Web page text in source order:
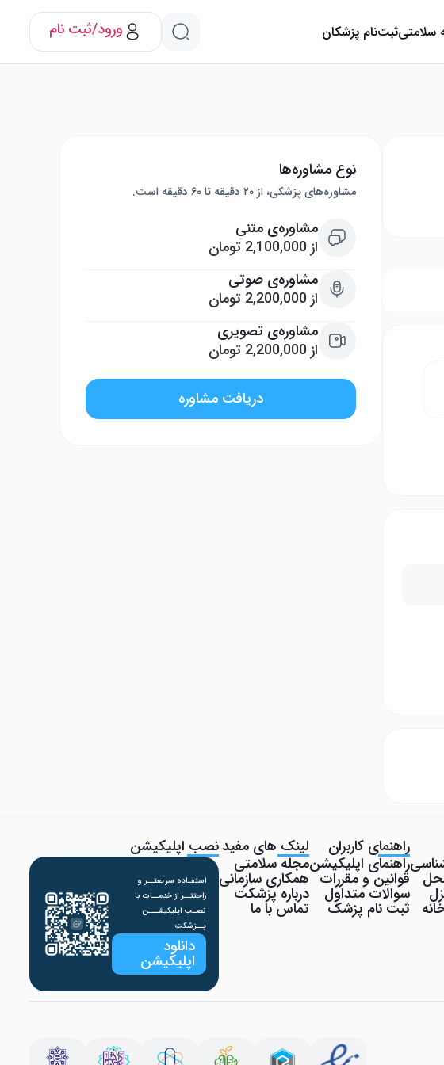
سلامتیثبت‌نام پزشکان ورود/ثبت نام
نوع مشاوره‌ها
مشاوره‌های پزشکی، از ۲۰ دقیقه تا ۶۰ دقیقه است.
مشاوره‌ی متنی
از 2,100,000 تومان
مشاوره‌ی صوتی
از 2,200,000 تومان
مشاوره‌ی تصویری
از 2,200,000 تومان
دریافت مشاوره
راهنمای کاربران
راهنمای اپلیکیشن
قوانین و مقررات
سوالات متداول
ثبت نام پزشک
لینک های مفید
مجله سلامتی
همکاری سازمانی
درباره پزشکت
تماس با ما
نصب اپلیکیشن
استفـاده سریعتــر و
راحتتــر از خدمــات با
نصـب اپلیکیشـــن
پــزشکت
دانلود
اپلیکیشن